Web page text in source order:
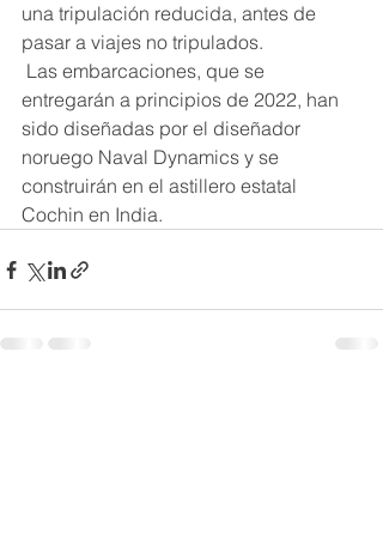
una tripulación reducida, antes de
pasar a viajes no tripulados.
entregarán a principios de 2022, han
sido diseñadas por el diseñador
noruego Naval Dynamics y se
construirán en el astillero estatal
Cochin en India.